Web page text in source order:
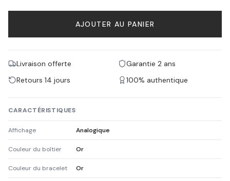
AJOUTER AU PANIER
Livraison offerte
Garantie 2 ans
Retours 14 jours
100% authentique
CARACTÉRISTIQUES
Affichage Analogique
Couleur du boîtier Or
Couleur du bracelet Or